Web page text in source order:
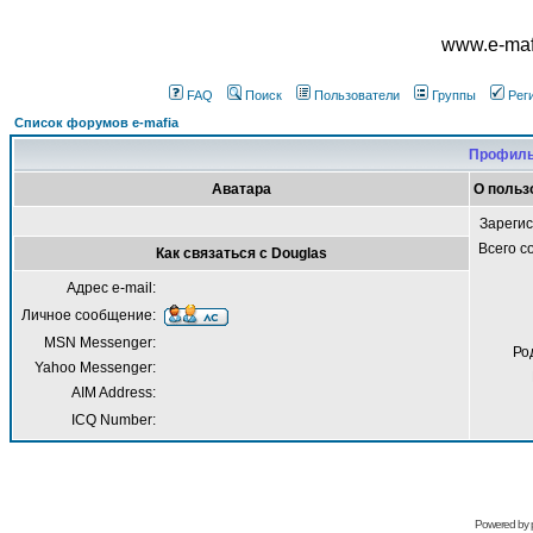
www.e-
FAQ Поиск Пользователи Группы
Список форумов e-mafia
Аватара О
Всего
Как связаться с Douglas
Адрес e-mail:
Личное сообщение:
MSN Messenger:
Yahoo Messenger:
AIM Address:
ICQ Number:
Powered by